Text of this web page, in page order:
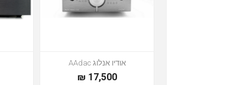
אודיו אנלוג AAdac
17,500 ₪